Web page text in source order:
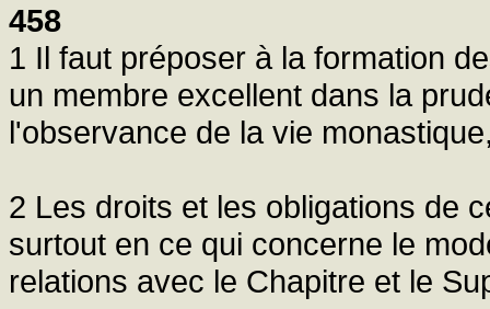
458
1 Il faut préposer à la formation
un membre excellent dans la
l'observance de la vie
2 Les droits et les obligations de
surtout en ce qui concerne le
relations avec le Chapitre et le